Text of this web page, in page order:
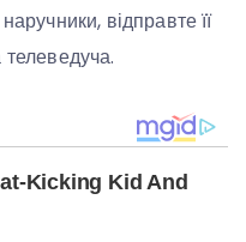
відправте її